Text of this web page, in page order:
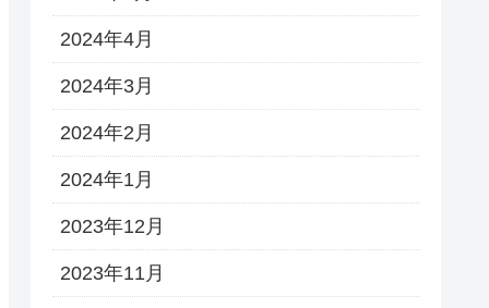
2024年4月
2024年3月
2024年2月
2024年1月
2023年12月
2023年11月